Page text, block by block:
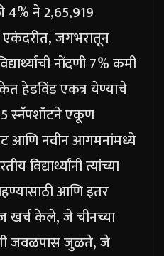
ने 2,65,919
एकंदरीत, जगभरातून
नोंदणी 7% कमी
हेडविंड एकत्र येण्याचे
स्नॅपशॉटने एकूण
आणि नवीन आगमनांमध्ये
विद्यार्थ्यांनी त्यांच्या
आणि इतर
खर्च केले, जे चीनच्या
जवळपास जुळते, जे